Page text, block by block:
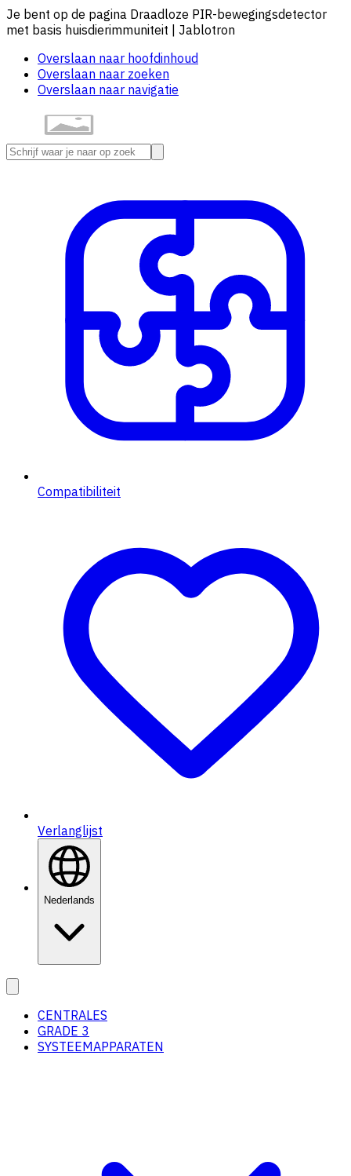
Je bent op de pagina Draadloze PIR-bewegingsdetector
met basis huisdierimmuniteit | Jablotron
Overslaan naar hoofdinhoud
Overslaan naar zoeken
Overslaan naar navigatie
Compatibiliteit
Verlanglijst
Nederlands
CENTRALES
GRADE 3
SYSTEEMAPPARATEN